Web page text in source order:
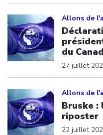
Allons de
du
27 juillet
Allons de
Bruske :
riposter
22 juillet